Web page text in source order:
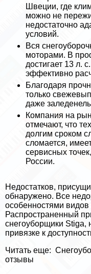
Швеции, где
можно не
недостаточно
условий.
Вся
моторами. В
достигает 13 л.
эффективно
Благодаря
только
даже
Компания на
отмечают, что
долгим сроком
сломается,
сервисных
России.
Недостатков,
обнаружено. Все
особенностями
Распространенный
снегоуборщики Stiga,
привязке к
Читать еще:
отзывы